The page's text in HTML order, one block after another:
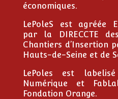
économiques.
LePoleS est agréée
par la DIRECCTE
Chantiers d’Insertion
Hauts-de-Seine et de
LePoles est
Numérique et
Fondation Orange.